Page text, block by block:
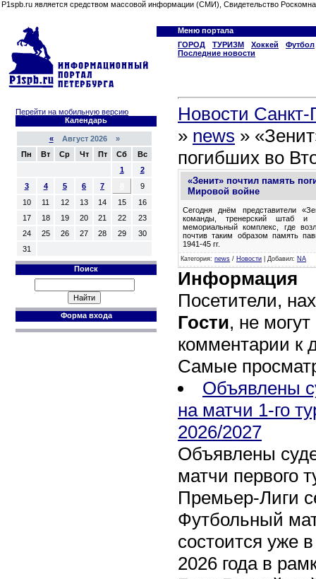
P1spb.ru является средством массовой информации (СМИ), Свидетельство
Меню портала
ГОРОД
ТУРИЗМ Хоккей
Футбол
Последние новости
Перейти на мобильную версию
Календарь
«Август 2026 »
Пн
Вт Ср Чт Пт Сб
Вс
1
2
3
4 5 6 7
9
10
11 12 13 14 15
16
17
18 19 20 21 22
23
24
25 26 27 28 29
30
31
Поиск
Форма входа
Новости Санкт-
» news »
погибших во
«Зенит» почтил память
Мировой войне
Сегодня днём представители
команды, тренерский штаб и
мемориальный комплекс, где
почтив таким образом память
1941-45 гг.
Категория: news / Новости Добавил: NA
Информация
Посетители,
Гости, не
комментарии к
Самые
Объявлены
на матчи 1-го
2026/2027
Объявлены
матчи первого
Премьер-Лиги
Футбольный
состоится уже
2026 года в